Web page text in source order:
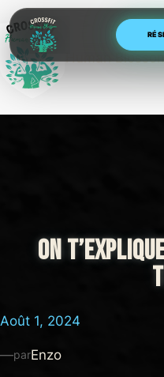
Aller
au
contenu
Human
ON
Août 1, 2024
—parEnzo